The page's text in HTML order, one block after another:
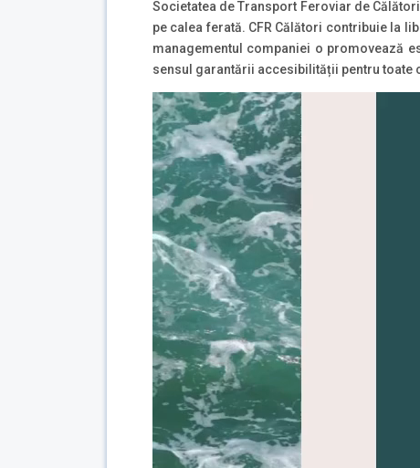
Societatea de Transport Feroviar de
pe calea ferată. CFR Călători contribuie la
managementul companiei o promovează
sensul garantării accesibilității pentru toate
Player
video